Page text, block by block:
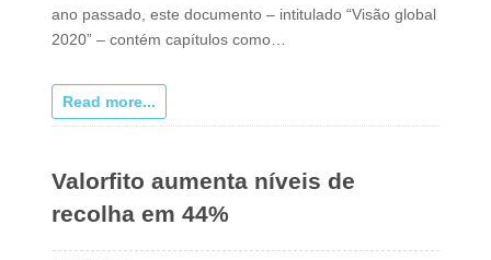
ano passado, este documento – intitulado “Visão global
2020” – contém capítulos como…
Read more...
Valorfito aumenta níveis de
recolha em 44%